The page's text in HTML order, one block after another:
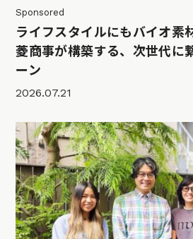
Sponsored
ライフスタイルにもバイオ素
菱商事が構築する、次世代に
ーン
2026.07.21